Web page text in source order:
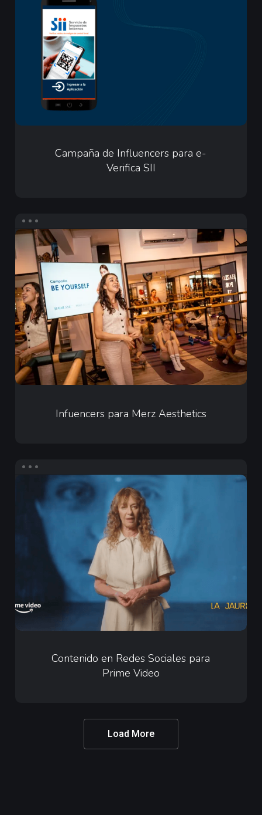
Influencers
Verifica
de
Influencers
SII
Campaña de Influencers para e-
Verifica SII
Infuencers
para
Merz
Aesthetics
para
Infuencers para Merz Aesthetics
Contenido
Redes
Sociales
en
Redes
Contenido en Redes Sociales para
Prime Video
Load More